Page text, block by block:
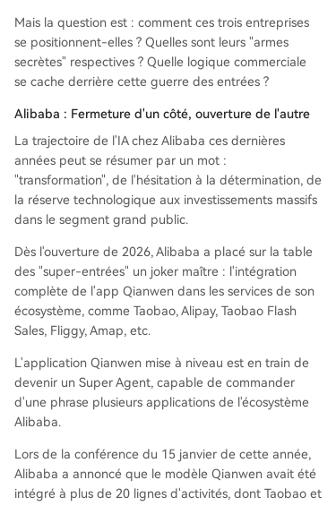
Mais la question est : comment ces trois entreprises
se positionnent-elles ? Quelles sont leurs "armes
secrètes" respectives ? Quelle logique commerciale
se cache derrière cette guerre des entrées ?
Alibaba : Fermeture d'un côté, ouverture de l'autre
La trajectoire de l'IA chez Alibaba ces dernières
années peut se résumer par un mot :
"transformation", de l'hésitation à la détermination, de
la réserve technologique aux investissements massifs
dans le segment grand public.
Dès l'ouverture de 2026, Alibaba a placé sur la table
des "super-entrées" un joker maître : l'intégration
complète de l'app Qianwen dans les services de son
écosystème, comme Taobao, Alipay, Taobao Flash
Sales, Fliggy, Amap, etc.
L'application Qianwen mise à niveau est en train de
devenir un Super Agent, capable de commander
d'une phrase plusieurs applications de l'écosystème
Alibaba.
Lors de la conférence du 15 janvier de cette année,
Alibaba a annoncé que le modèle Qianwen avait été
intégré à plus de 20 lignes d'activités, dont Taobao et